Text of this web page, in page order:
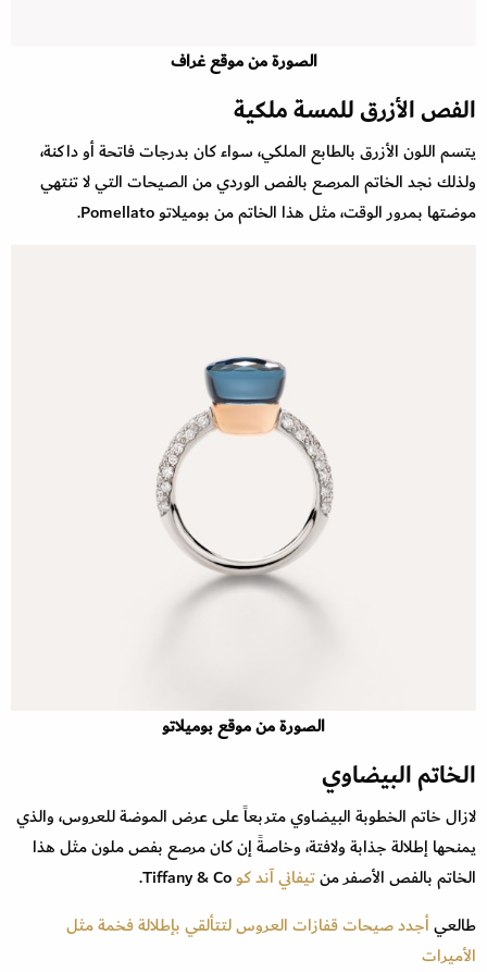
الصورة من موقع غراف
الفص الأزرق للمسة ملكية
يتسم اللون الأزرق بالطابع الملكي، سواء كان بدرجات فاتحة أو داكنة،
ولذلك نجد الخاتم المرصع بالفص الوردي من الصيحات التي لا تنتهي
موضتها بمرور الوقت، مثل هذا الخاتم من بوميلاتو Pomellato.
الصورة من موقع بوميلاتو
الخاتم البيضاوي
لازال خاتم الخطوبة البيضاوي متربعاً على عرض الموضة للعروس، والذي
يمنحها إطلالة جذابة ولافتة، وخاصةً إن كان مرصع بفص ملون مثل هذا
الخاتم بالفص الأصفر منتيفاني آند كو
طالعيأجدد صيحات قفازات العروس لتتألقي بإطلالة فخمة مثل
الأميرات